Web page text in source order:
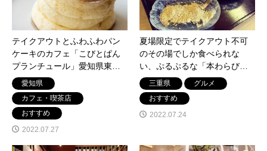
テイクアウトとふわふわパン
ケーキのカフェ「こびとぱん
プランチュール」愛知県東海
市加木屋町に7月25日オープ
ン。
愛知県
カフェ・喫茶店
おすすめ
2022.07.27
夏場限定でテイクアウト不可
のその場でしか食べられな
い、ぷるぷるな「本わらび
餅」がおすすめのだんご屋
「ひとえや」三重県津市白山
町
三重県
グルメ
おすすめ
2022.07.24